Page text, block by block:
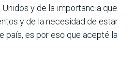
y de la importancia que
y de la necesidad de estar
país, es por eso que acepté la